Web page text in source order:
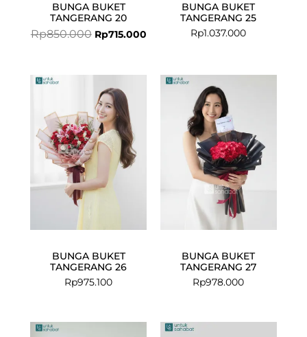
BUNGA BUKET
TANGERANG 20
Rp850.000 Rp715.000
BUNGA BUKET
TANGERANG 25
Rp1.037.000
BUNGA BUKET
TANGERANG 26
Rp975.100
BUNGA BUKET
TANGERANG 27
Rp978.000